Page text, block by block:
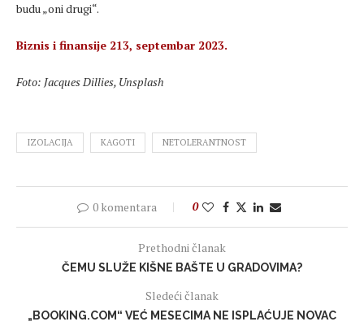
budu „oni drugi“.
Biznis i finansije 213, septembar 2023.
Foto: Jacques Dillies, Unsplash
IZOLACIJA KAGOTI NETOLERANTNOST
0 komentara 0
Prethodni članak
ČEMU SLUŽE KIŠNE BAŠTE U GRADOVIMA?
Sledeći članak
„BOOKING.COM“ VEĆ MESECIMA NE ISPLAĆUJE NOVAC